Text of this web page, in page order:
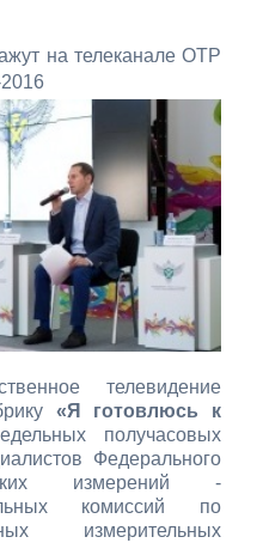
на телеканале ОТР
телевидение
«Я готовлюсь к
получасовых
Федерального
измерений -
комиссий по
измерительных